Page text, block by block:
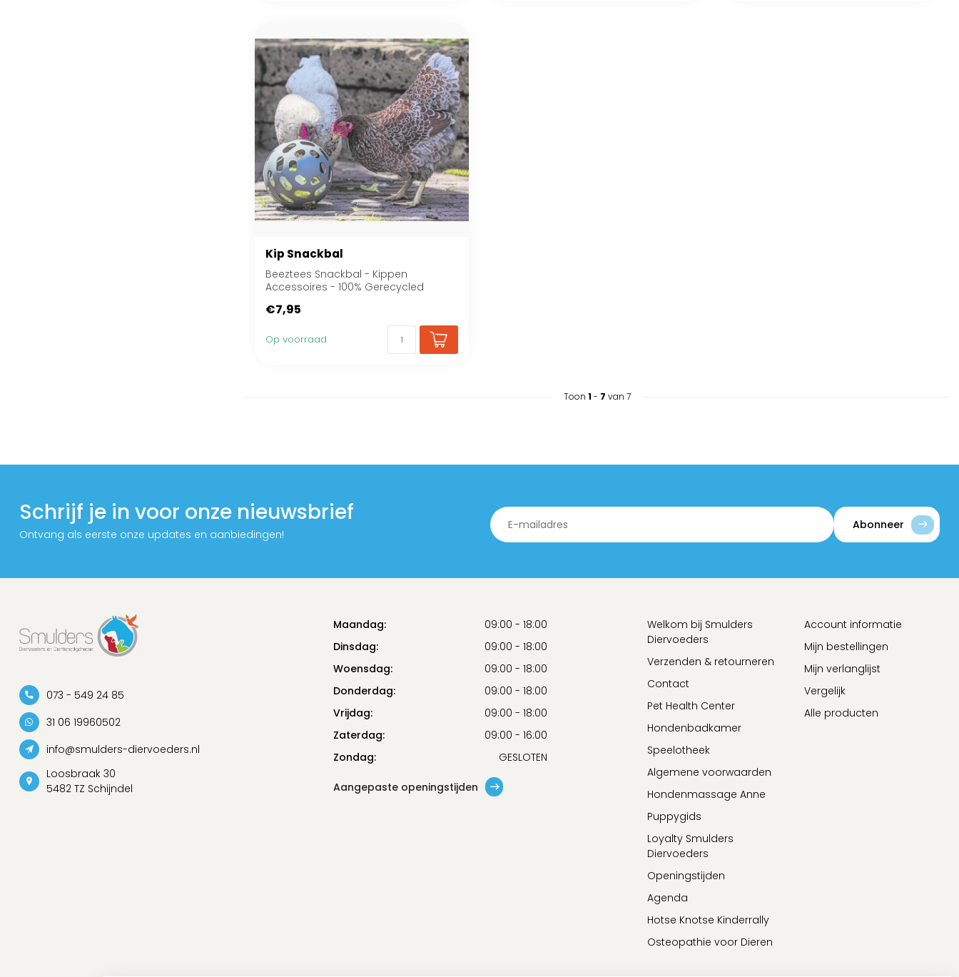
Kip Snackbal
Beeztees Snackbal - Kippen
Accessoires - 100% Gerecycled
€7,95
Op voorraad
Toon 1- 7 van 7
Schrijf je in voor onze nieuwsbrief
Ontvang als eerste onze updates en aanbiedingen!
Abonneer
073 - 549 24 85
31 06 19960502
info@smulders-diervoeders.nl
Loosbraak 30
5482 TZ Schijndel
Maandag:
09:00 - 18:00
Dinsdag:
09:00 - 18:00
Woensdag:
09:00 - 18:00
Donderdag:
09:00 - 18:00
Vrijdag:
09:00 - 18:00
Zaterdag:
09:00 - 16:00
Zondag:
GESLOTEN
Aangepaste openingstijden
Welkom bij Smulders
Diervoeders
Verzenden & retourneren
Contact
Pet Health Center
Hondenbadkamer
Speelotheek
Algemene voorwaarden
Hondenmassage Anne
Puppygids
Loyalty Smulders
Diervoeders
Openingstijden
Agenda
Hotse Knotse Kinderrally
Osteopathie voor Dieren
Account informatie
Mijn bestellingen
Mijn verlanglijst
Vergelijk
Alle producten